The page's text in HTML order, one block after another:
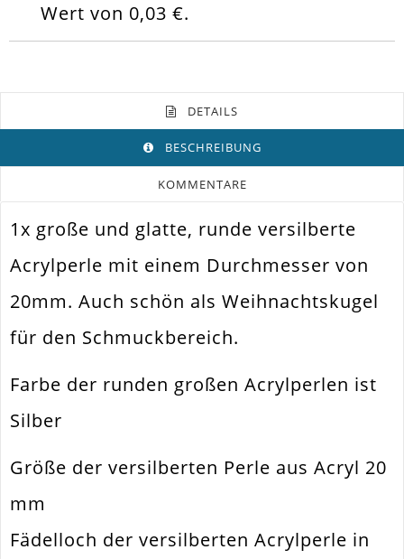
Wert von 0,03 €.
DETAILS
BESCHREIBUNG
KOMMENTARE
Farbe Silber
Funktion Schmuckperle
Spezifikation Acrylperle
Verwendung
Halsketten. Armbänder. Ohrringe.
Perlengröße 20mm
Fädelloch /
Material Acryl. Plattiert
Form / Motiv
Ausführung Hochglanz
1x große und glatte, runde versilberte
Acrylperle mit einem Durchmesser von
20mm. Auch schön als Weihnachtskugel
für den Schmuckbereich.
Farbe der runden großen Acrylperlen ist
Silber
Größe der versilberten Perle aus Acryl 20
mm
Fädelloch der versilberten Acrylperle in